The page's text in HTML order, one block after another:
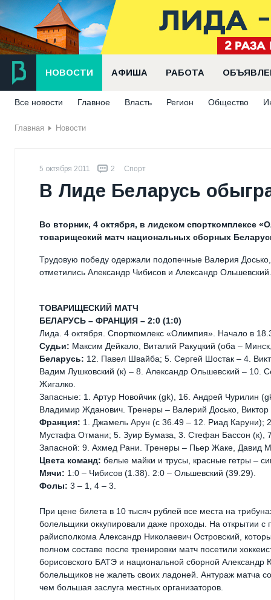
НОВОСТИ АФИША РАБОТА
Все новости Главное Власть Регион Общество
Главная Новости
5 октября 2011 2 Спорт
В Лиде Беларусь
Во вторник, 4 октября, в лидском спорткомплексе
товарищеский матч национальных сборных
Трудовую победу одержали подопечные Валерия
отметились Александр Чибисов и Александр
ТОВАРИЩЕСКИЙ МАТЧ
БЕЛАРУСЬ – ФРАНЦИЯ – 2:0 (1:0)
Лида. 4 октября. Спорткомлекс «Олимпия». Начало в
Судьи: Максим Дейкало, Виталий Ракуцкий (оба –
Беларусь: 12. Павел Швайба; 5. Сергей Шостак – 4.
Вадим Лушковский (к) – 8. Александр Ольшевский – 10.
Жигалко.
Запасные: 1. Артур Новойчик (gk), 16. Андрей Чурилин
Владимир Жданович. Тренеры – Валерий Досько, Виктор
Франция: 1. Джамель Арун (с 36.49 – 12. Риад Каруни);
Мустафа Отмани; 5. Зуир Бумаза, 3. Стефан Бассон
Запасной: 9. Ахмед Рани. Тренеры – Пьер Жаке, Давид
Цвета команд: белые майки и трусы, красные гетры –
Мячи: 1:0 – Чибисов (1.38). 2:0 – Ольшевский (39.29).
Фолы: 3 – 1, 4 – 3.
При цене билета в 10 тысяч рублей все места на
болельщики оккупировали даже проходы. На открытии с
райисполкома Александр Николаевич Островский,
полном составе после тренировки матч посетили
борисовского БАТЭ и национальной сборной
болельщиков не жалеть своих ладоней. Антураж матча
чем большая заслуга местных организаторов.